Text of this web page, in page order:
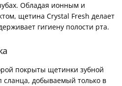
Обладая ионным и
щетина Crystal Fresh делает
гигиену полости рта.
покрыты щетинки зубной
сланца, добываемый только в